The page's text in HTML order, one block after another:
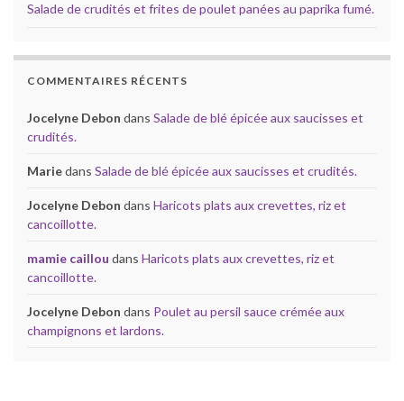
Salade de crudités et frites de poulet panées au paprika fumé.
COMMENTAIRES RÉCENTS
Jocelyne Debon dans Salade de blé épicée aux saucisses et
crudités.
Mariedans Salade de blé épicée aux saucisses et crudités.
Jocelyne Debon dans Haricots plats aux crevettes, riz et
cancoillotte.
mamie caillou dans Haricots plats aux crevettes, riz et
cancoillotte.
Jocelyne Debon dans Poulet au persil sauce crémée aux
champignons et lardons.